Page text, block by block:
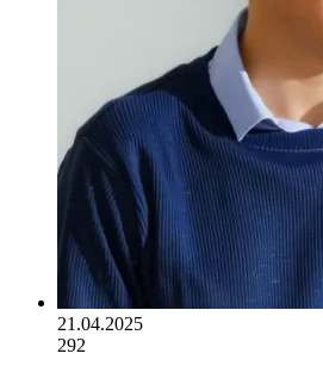
21.04.2025
292